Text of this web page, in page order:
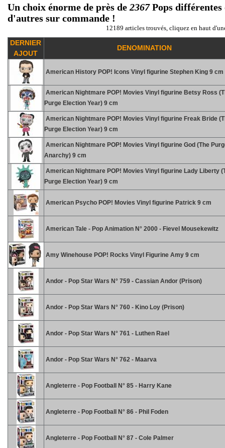
Un choix énorme de près de 2367Pops différentes
d'autres sur commande !
12189 articles trouvés, cliquez en haut
DERNIER
AJOUT
DENOMINATION
American History POP! Icons Vinyl figurine Stephen King 9 cm
American Nightmare POP! Movies Vinyl figurine Betsy Ross
Purge Election Year) 9 cm
American Nightmare POP! Movies Vinyl figurine Freak Bride
Purge Election Year) 9 cm
American Nightmare POP! Movies Vinyl figurine God (The
Anarchy) 9 cm
American Nightmare POP! Movies Vinyl figurine Lady Liberty
Purge Election Year) 9 cm
American Psycho POP! Movies Vinyl figurine Patrick 9 cm
American Tale - Pop Animation N° 2000 - Fievel Mousekewitz
Amy Winehouse POP! Rocks Vinyl Figurine Amy 9 cm
Andor - Pop Star Wars N° 759 - Cassian Andor (Prison)
Andor - Pop Star Wars N° 760 - Kino Loy (Prison)
Andor - Pop Star Wars N° 761 - Luthen Rael
Andor - Pop Star Wars N° 762 - Maarva
Angleterre - Pop Football N° 85 - Harry Kane
Angleterre - Pop Football N° 86 - Phil Foden
Angleterre - Pop Football N° 87 - Cole Palmer